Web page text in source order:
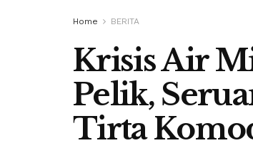
Home BERITA
Krisis Air
Pelik,
Tirta